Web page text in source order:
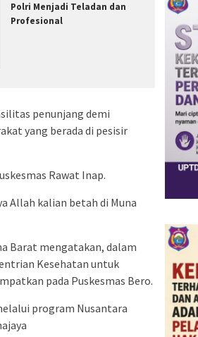
Polri Menjadi Teladan dan
Profesional
penunjang demi
yang berada di pesisir
Rawat Inap.
Allah kalian betah di Muna
Barat mengatakan, dalam
Kesehatan untuk
pada Puskesmas Bero.
program Nusantara